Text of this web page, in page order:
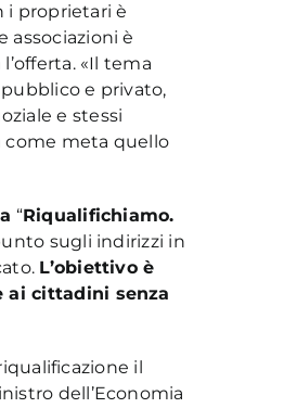
i proprietari è
associazioni è
«Il tema
e privato,
e stessi
meta quello
“Riqualifichiamo.
sugli indirizzi in
L’obiettivo è
ai cittadini senza
il
dell’Economia